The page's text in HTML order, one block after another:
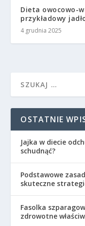
Dieta owocowo-
przykładowy
4 grudnia 2025
OSTATNIE
Jajka w diecie
schudnąć?
Podstawowe
skuteczne
Fasolka
zdrowotne